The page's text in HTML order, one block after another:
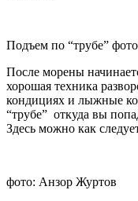
Подъем по “трубе”
После морены
хорошая техника
кондициях и лыжные
“трубе” откуда вы
Здесь можно как
фото: Анзор Журтов